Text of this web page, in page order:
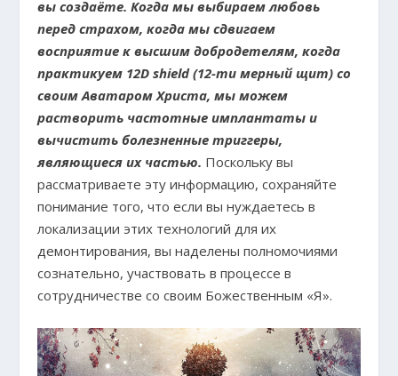
вы создаёте. Когда мы выбираем любовь
перед страхом, когда мы сдвигаем
восприятие к высшим добродетелям, когда
практикуем 12D shield (12-ти мерный щит) со
своим Аватаром Христа, мы можем
растворить частотные имплантаты и
вычистить болезненные триггеры,
являющиеся их частью. Поскольку вы
рассматриваете эту информацию, сохраняйте
понимание того, что если вы нуждаетесь в
локализации этих технологий для их
демонтирования, вы наделены полномочиями
сознательно, участвовать в процессе в
сотрудничестве со своим Божественным «Я».